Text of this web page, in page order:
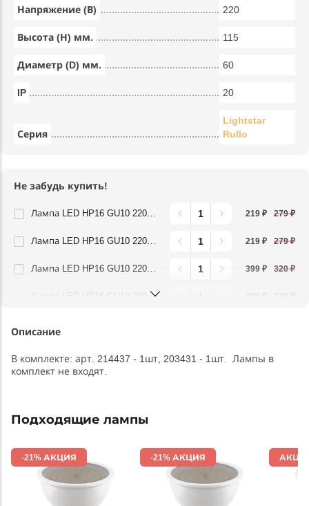
Напряжение (В) 220
Высота (Н) мм. 115
Диаметр (D) мм. 60
IP 20
Серия
Lightstar
Rullo
Не забудь купить!
Лампа LED HP16 GU10 220V 4,5W 3000K FR Lightstar 940252 219 ₽ 279 ₽
Лампа LED HP16 GU10 220V 4,5W 4000K FR Lightstar 940254 219 ₽ 279 ₽
Лампа LED HP16 GU10 220V 6,5W 3000K FR Lightstar 940262 399 ₽ 320 ₽
Лампа LED HP16 GU10 220V 6,5W 4000K FR Lightstar 940264
Описание
В комплекте: арт. 214437 - 1шт, 203431 - 1шт. Лампы в
комплект не входят.
Подходящие лампы
-21% АКЦИЯ -21% АКЦИЯ